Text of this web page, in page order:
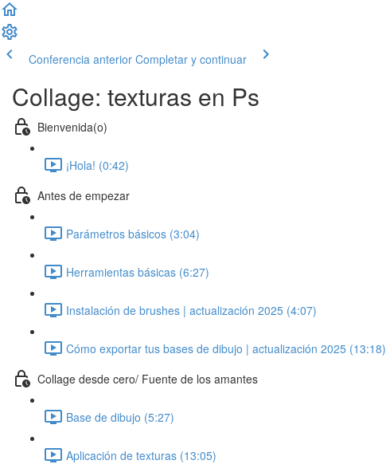
Conferencia anterior Completar y continuar
Collage: texturas en Ps
Bienvenida(o)
¡Hola! (0:42)
Antes de empezar
Parámetros básicos (3:04)
Herramientas básicas (6:27)
Instalación de brushes | actualización 2025 (4:07)
Cómo exportar tus bases de dibujo | actualización 2025 (13:18)
Collage desde cero/ Fuente de los amantes
Base de dibujo (5:27)
Aplicación de texturas (13:05)